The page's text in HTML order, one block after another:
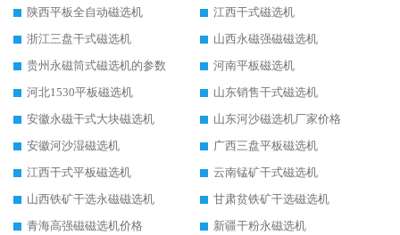
陕西平板全自动磁选机
江西干式磁选机
浙江三盘干式磁选机
山西永磁强磁磁选机
贵州永磁筒式磁选机的参数
河南平板磁选机
河北1530平板磁选机
山东销售干式磁选机
安徽永磁干式大块磁选机
山东河沙磁选机厂家价格
安徽河沙湿磁选机
广西三盘平板磁选机
江西干式平板磁选机
云南锰矿干式磁选机
山西铁矿干选永磁磁选机
甘肃贫铁矿干选磁选机
青海高强磁磁选机价格
新疆干粉永磁选机